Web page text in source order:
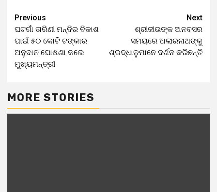
Previous
ଘଟଗାଁ ତାରିଣୀ ମନ୍ଦିର ବିକାଶ
ପାଇଁ ୫୦ କୋଟି ଟଙ୍କାର
ଅନୁଦାନ ଘୋଷଣା କଲେ
ମୁଖ୍ୟମନ୍ତ୍ରୀ
Next
ଶ୍ରୀଜୀଉଙ୍କ ଅନବସର
ସମୟରେ ଅଲାରନାଥଙ୍କୁ
ଶ୍ରଦ୍ଧାଳୁମାନେ ଦର୍ଶନ କରିଛନ୍ତି
MORE STORIES